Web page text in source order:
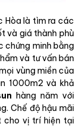
Hòa là tìm ra các
và giá thành phù
chứng minh bằng
và tư vấn bán
vùng miền của
1000m2 và khả
hàng năm với
Chế độ hậu mãi
cho vị trí hiện tại